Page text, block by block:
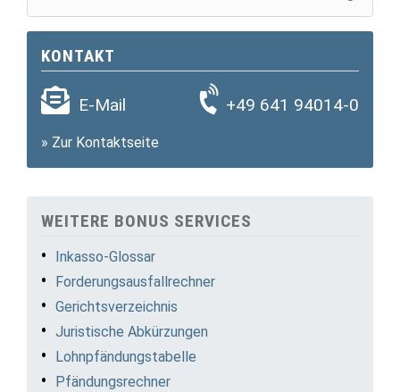
KONTAKT
E-Mail +49 641 94014-0
» Zur Kontaktseite
WEITERE BONUS SERVICES
Inkasso-Glossar
Forderungsausfallrechner
Gerichtsverzeichnis
Juristische Abkürzungen
Lohnpfändungstabelle
Pfändungsrechner